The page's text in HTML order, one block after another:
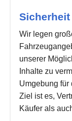
Wir legen
unserer
Inhalte zu
Umgebung für
Ziel ist es,
Käufer als